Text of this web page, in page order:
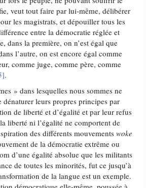
veut tout faire par lui-même, délibérer
les magistrats, et dépouiller tous les
entre la démocratie réglée et
dans la première, on n’est égal que
l’autre, on est encore égal comme
comme juge, comme père, comme
.
» dans lesquelles nous sommes ne
dénaturer leurs propres principes par
de liberté et d’égalité et par leur refus
liberté ni l’égalité ne comportent de
des différents mouvementswoke
de la démocratie extrême ou
d’une égalité absolue que les militants
de toutes les minorités, fut ce jusqu’à
de la langue est un exemple.